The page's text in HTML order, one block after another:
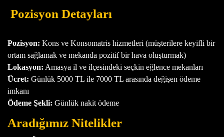
Pozisyon Detayları
Pozisyon: Kons ve Konsomatris hizmetleri (müşterilere keyifli bir
ortam sağlamak ve mekanda pozitif bir hava oluşturmak)
Lokasyon: Amasya il ve ilçesindeki seçkin eğlence mekanları
Ücret: Günlük 5000 TL ile 7000 TL arasında değişen ödeme
imkanı
Ödeme Şekli: Günlük nakit ödeme
Aradığımız Nitelikler